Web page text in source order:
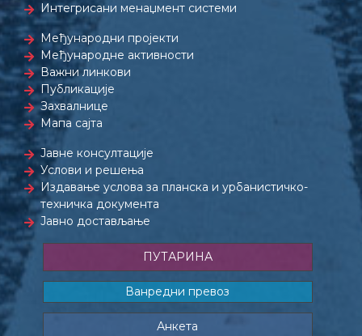
Интегрисани менаџмент системи
Међународни пројекти
Међународне активности
Важни линкови
Публикације
Захвалнице
Мапа сајта
Јавне консултације
Услови и решења
Издавање услова за планска и урбанистичко-
техничка документа
Јавно достављање
ПУТАРИНА
Ванредни превоз
Анкета